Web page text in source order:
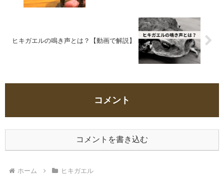
ヒキガエルの鳴き声とは？【動画で解説】
コメント
コメントを書き込む
ホーム ヒキガエル